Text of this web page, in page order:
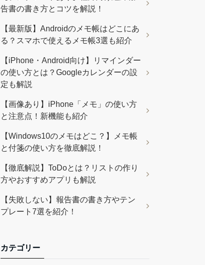
告書の書き方とコツを解説！
【最新版】Androidのメモ帳はどこにあ
る？スマホで使えるメモ帳3選も紹介
【iPhone・Android向け】リマインダー
の使い方とは？Googleカレンダーの設
定も解説
【画像あり】iPhone「メモ」の使い方
と注意点！新機能も紹介
【Windows10のメモはどこ？】メモ帳
と付箋の使い方を徹底解説！
【徹底解説】ToDoとは？リストの作り
方やおすすめアプリも解説
【失敗しない】報告書の書き方やテン
プレート7選を紹介！
カテゴリー